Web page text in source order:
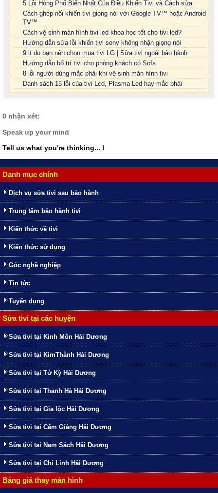
Danh mục chính
Dịch vụ sửa tivi sau bảo hành
Trung tâm bảo hành tivi
Kiến thức về tivi
Kiến thức sử dụng
Góc nghề nghiệp
Tin tức
Tuyển dụng
Sửa tivi tại các huyện
Sửa tivi tại Kinh Môn Hải Dương
Sửa tivi tại KimThành Hải Dương
Sửa tivi tại Tứ Kỳ Hải Dương
Sửa tivi tại Thanh Hà Hải Dương
Sửa tivi tại Gia lộc Hải Dương
Sửa tivi tại Cẩm Giàng Hải Dương
Sửa tivi tại Nam Sách Hải Dương
Sửa tivi tại Chí Linh Hải Dương
Bảng giá thay màn hình
5 Lỗi Hỏng Phổ Biến Nhất Của Điều Khiển Tivi và Cách sửa
Cách ghép nối khiển tivi giọng nói với Google TV™ hoặc Android
TV™
Cách vệ sinh màn hình tivi led khoa học tốt cho tivi led?
Hướng dẫn sửa lỗi khiển tivi sony không nhận giọng nói
9 lí do bạn nên chọn mua tivi LG | Sửa tivi ngoài bảo hành
Hướng dẫn bố trí tivi cho phòng khách có Sofa
8 lỗi người dùng mắc phải khi vệ sinh màn hình tivi
Danh sách 15 lỗi của tivi Lcd, Plasma Led hay mắc phải
0 nhận xét:
Speak up your mind
Tell us what you're thinking... !